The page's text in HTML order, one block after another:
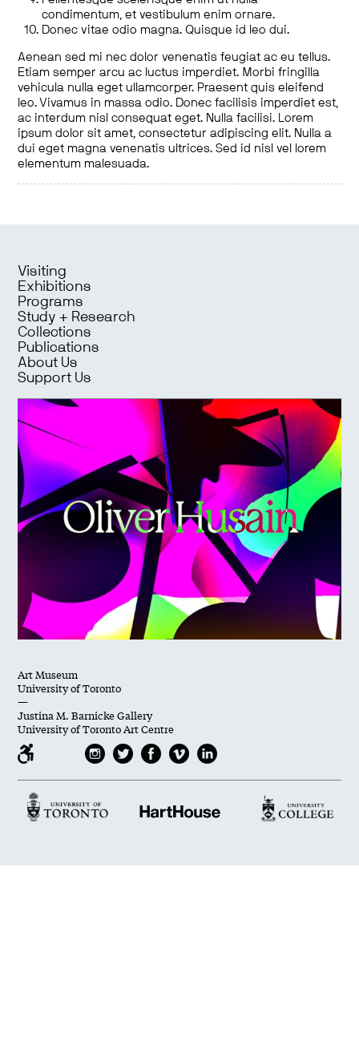
condimentum, et vestibulum enim ornare.
Donec vitae odio magna. Quisque id leo dui.
Aenean sed mi nec dolor venenatis feugiat ac eu tellus.
Etiam semper arcu ac luctus imperdiet. Morbi fringilla
vehicula nulla eget ullamcorper. Praesent quis eleifend
leo. Vivamus in massa odio. Donec facilisis imperdiet est,
ac interdum nisl consequat eget. Nulla facilisi. Lorem
ipsum dolor sit amet, consectetur adipiscing elit. Nulla a
dui eget magna venenatis ultrices. Sed id nisl vel lorem
elementum malesuada.
Visiting
Exhibitions
Programs
Study + Research
Collections
Publications
About Us
Support Us
Art Museum
University of Toronto
—
Justina M. Barnicke Gallery
University of Toronto Art Centre